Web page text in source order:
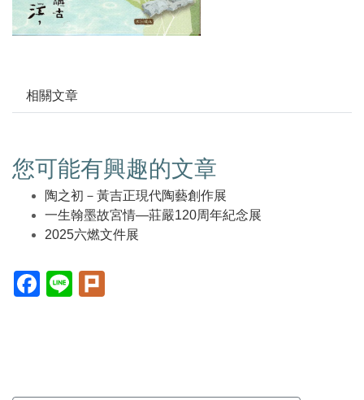
相關文章
您可能有興趣的文章
陶之初－黃吉正現代陶藝創作展
一生翰墨故宮情—莊嚴120周年紀念展
2025六燃文件展
Facebook(另
開
Line(另
開